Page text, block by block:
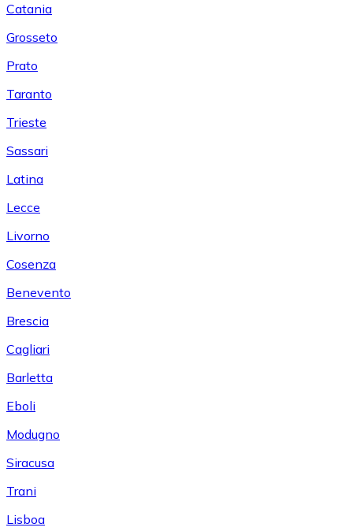
Catania
Grosseto
Prato
Taranto
Trieste
Sassari
Latina
Lecce
Livorno
Cosenza
Benevento
Brescia
Cagliari
Barletta
Eboli
Modugno
Siracusa
Trani
Lisboa